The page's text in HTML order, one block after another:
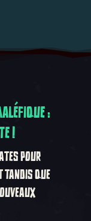
:
!
POUR
TANDIS QUE